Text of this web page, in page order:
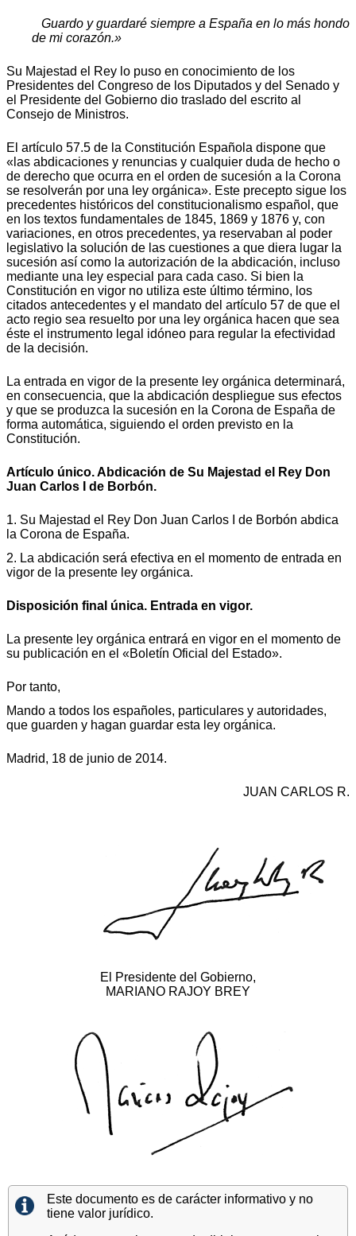
Guardo y guardaré siempre a España en lo más hondo
de mi corazón.»
Su Majestad el Rey lo puso en conocimiento de los
Presidentes del Congreso de los Diputados y del Senado y
el Presidente del Gobierno dio traslado del escrito al
Consejo de Ministros.
El artículo 57.5 de la Constitución Española dispone que
«las abdicaciones y renuncias y cualquier duda de hecho o
de derecho que ocurra en el orden de sucesión a la Corona
se resolverán por una ley orgánica». Este precepto sigue los
precedentes históricos del constitucionalismo español, que
en los textos fundamentales de 1845, 1869 y 1876 y, con
variaciones, en otros precedentes, ya reservaban al poder
legislativo la solución de las cuestiones a que diera lugar la
sucesión así como la autorización de la abdicación, incluso
mediante una ley especial para cada caso. Si bien la
Constitución en vigor no utiliza este último término, los
citados antecedentes y el mandato del artículo 57 de que el
acto regio sea resuelto por una ley orgánica hacen que sea
éste el instrumento legal idóneo para regular la efectividad
de la decisión.
La entrada en vigor de la presente ley orgánica determinará,
en consecuencia, que la abdicación despliegue sus efectos
y que se produzca la sucesión en la Corona de España de
forma automática, siguiendo el orden previsto en la
Constitución.
Artículo único. Abdicación de Su Majestad el Rey Don
Juan Carlos I de Borbón.
1. Su Majestad el Rey Don Juan Carlos I de Borbón abdica
la Corona de España.
2. La abdicación será efectiva en el momento de entrada en
vigor de la presente ley orgánica.
Disposición final única. Entrada en vigor.
La presente ley orgánica entrará en vigor en el momento de
su publicación en el «Boletín Oficial del Estado».
Por tanto,
Mando a todos los españoles, particulares y autoridades,
que guarden y hagan guardar esta ley orgánica.
Madrid, 18 de junio de 2014.
JUAN CARLOS R.
El Presidente del Gobierno,
MARIANO RAJOY BREY
Este documento es de carácter informativo y no
tiene valor jurídico.